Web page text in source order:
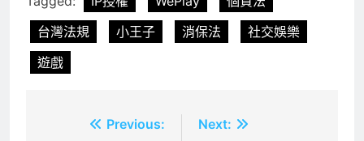
台灣法規
小王子 消保法
社交娛樂
遊戲
Previous:
Next: